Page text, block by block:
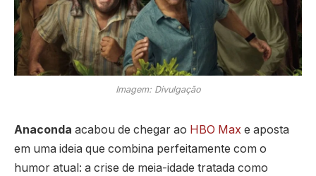
Imagem: Divulgação
Anaconda acabou de chegar ao HBO Max e aposta
em uma ideia que combina perfeitamente com o
humor atual: a crise de meia-idade tratada como